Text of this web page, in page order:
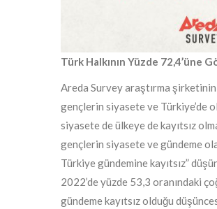
Türk Halkının Yüzde 72,4’üne
Areda Survey araştırma
gençlerin siyasete ve Türkiye’de
siyasete de ülkeye de kayıtsız
gençlerin siyasete ve gündeme
Türkiye gündemine kayıtsız”
2022’de yüzde 53,3 oranındaki
gündeme kayıtsız olduğu